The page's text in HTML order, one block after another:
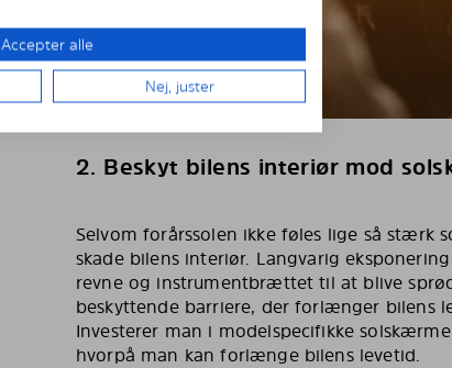
2. Beskyt bilens interiør mod
Selvom forårssolen ikke føles lige så stærk
skade bilens interiør. Langvarig
revne og instrumentbrættet til at blive
beskyttende barriere, der forlænger bilens
Investerer man i modelspecifikke
hvorpå man kan forlænge bilens levetid.
Accepter alle
Nej, juster